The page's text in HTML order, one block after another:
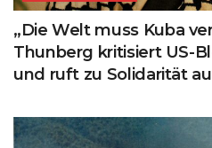
„Die Welt muss Kuba
Thunberg kritisiert US-
und ruft zu Solidarität